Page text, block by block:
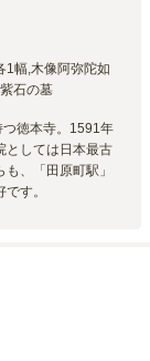
1幅,木像阿弥陀如
石の墓
徳本寺。1591年
としては日本最古
、「田原町駅」
す。